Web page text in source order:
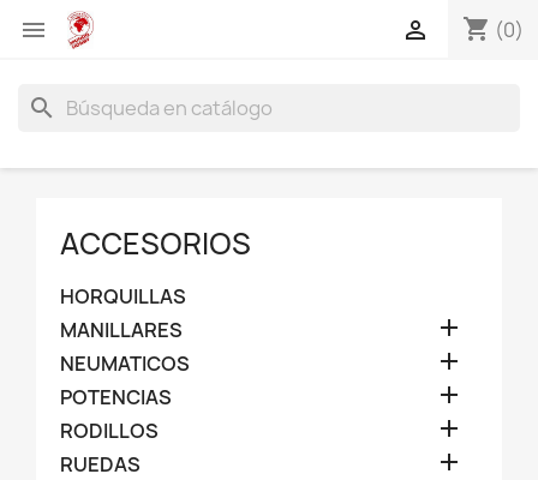
 shopping_cart (0)

search
ACCESORIOS
HORQUILLAS
MANILLARES

NEUMATICOS 
POTENCIAS 
RODILLOS 
RUEDAS 